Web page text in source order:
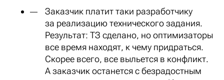
Заказчик платит таки разработчику
за реализацию технического задания.
Результат: ТЗ сделано, но оптимизаторы
все время находят, к чему придраться.
Скорее всего, все выльется в конфликт.
А заказчик останется с безрадостным